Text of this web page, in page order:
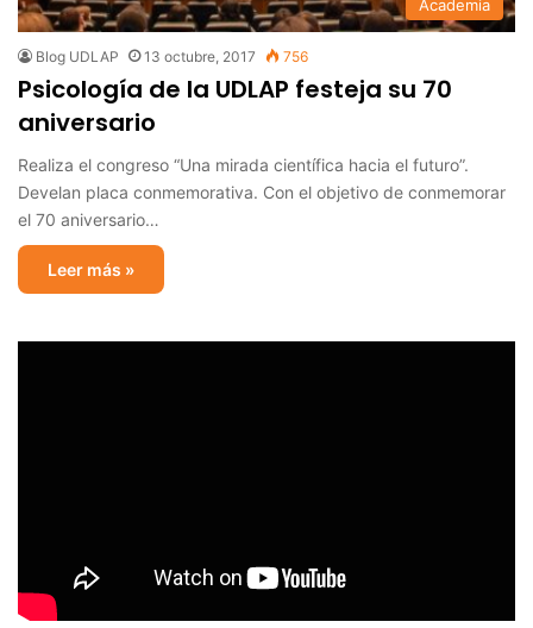
Academia
Blog UDLAP 13 octubre, 2017 756
Psicología de la UDLAP festeja su 70
aniversario
Realiza el congreso “Una mirada científica hacia el futuro”.
Develan placa conmemorativa. Con el objetivo de conmemorar
el 70 aniversario…
Leer más »